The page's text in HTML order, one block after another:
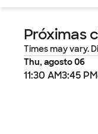
Próximas
Times may vary.
Thu, agosto 06
11:30 AM3:45 PM